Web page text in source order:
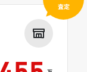
査定